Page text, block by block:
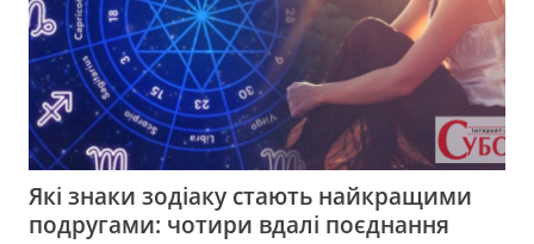
Які знаки зодіаку стають найкращими
подругами: чотири вдалі поєднання